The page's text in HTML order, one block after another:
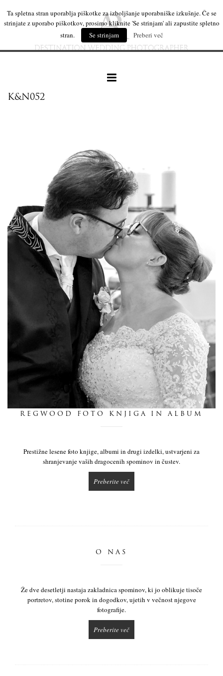
leseni izdelki
mi
dnevnik
pišite nam
K&N052
REGWOOD FOTO KNJIGA IN ALBUM
Prestižne lesene foto knjige, albumi in drugi izdelki, ustvarjeni za
shranjevanje vaših dragocenih spominov in čustev.
Preberite več
O NAS
Že dve desetletji nastaja zakladnica spominov, ki jo oblikuje tisoče
portretov, stotine porok in dogodkov, ujetih v večnost njegove
fotografije.
Preberite več
Ta spletna stran uporablja piškotke za izboljšanje uporabniške izkušnje. Če se
strinjate z uporabo piškotkov, prosimo kliknite 'Se strinjam' ali zapustite spletno
stran.
Se strinjam Preberi več